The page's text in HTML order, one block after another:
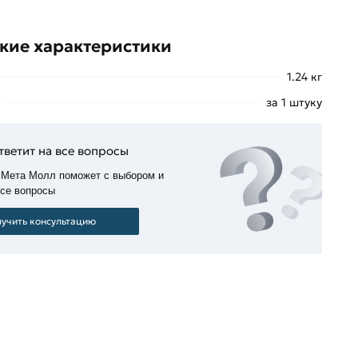
характеристики
1.24 кг
за 1 штуку
на все вопросы
Мета Молл поможет с выбором и
вопросы
консультацию